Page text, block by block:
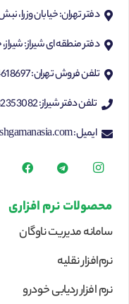
دفتر تهران: خیابان وزرا،
دفتر منطقه ای شیراز: شیراز، خیابان نادر
تلفن فروش تهران: 02144618697 – 02144618693
تلفن دفتر شیراز: 07132353082
ایمیل: info@pishgamanasia.com
محصولات نرم افزاری
سامانه مدیریت ناوگان
نرم‌افزار نقلیه
نرم افزار ردیابی خودرو